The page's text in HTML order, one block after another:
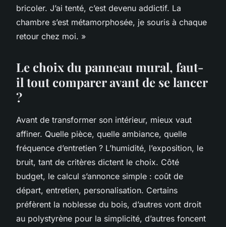
bricoler. J’ai tenté, c’est devenu addictif. La
chambre s’est métamorphosée, je souris à chaque
retour chez moi. »
Le choix du panneau mural, faut-
il tout comparer avant de se lancer
?
Avant de transformer son intérieur, mieux vaut
affiner. Quelle pièce, quelle ambiance, quelle
fréquence d’entretien ? L’humidité, l’exposition, le
bruit, tant de critères dictent le choix. Côté
budget, le calcul s’annonce simple : coût de
départ, entretien, personalisation. Certains
préfèrent la noblesse du bois, d’autres vont droit
au polystyrène pour la simplicité, d’autres foncent